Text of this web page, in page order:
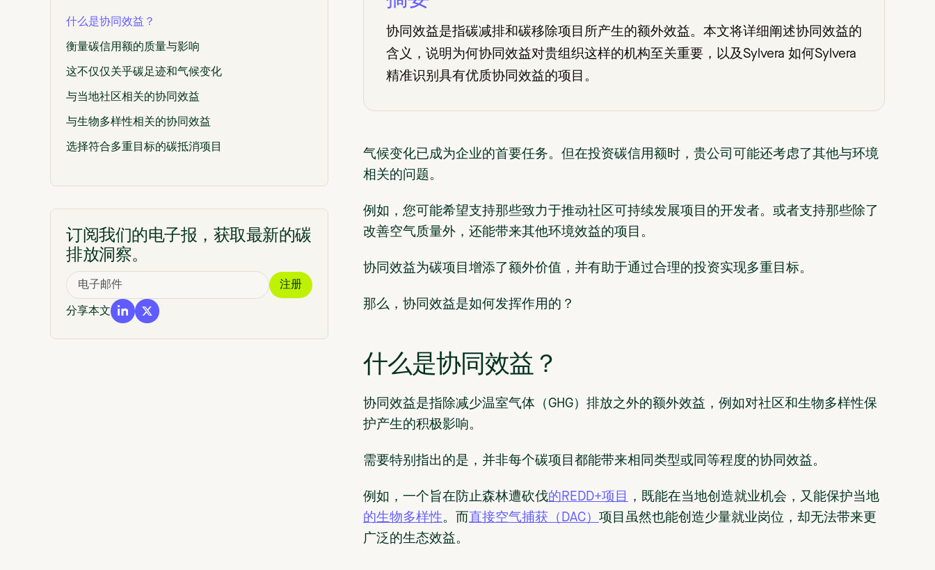
什么是协同效益？
衡量碳信用额的质量与影响
这不仅仅关乎碳足迹和气候变化
与当地社区相关的协同效益
与生物多样性相关的协同效益
选择符合多重目标的碳抵消项目
订阅我们的电子报，获取最新的碳
排放洞察。
分享本文
协同效益是指碳减排和碳移除项目所产生的额外效益。本文将详细阐述协同效益的
含义，说明为何协同效益对贵组织这样的机构至关重要，以及Sylvera 如何Sylvera
精准识别具有优质协同效益的项目。
气候变化已成为企业的首要任务。但在投资碳信用额时，贵公司可能还考虑了其他与环境
相关的问题。
例如，您可能希望支持那些致力于推动社区可持续发展项目的开发者。或者支持那些除了
改善空气质量外，还能带来其他环境效益的项目。
协同效益为碳项目增添了额外价值，并有助于通过合理的投资实现多重目标。
那么，协同效益是如何发挥作用的？
什么是协同效益？
协同效益是指除减少温室气体（GHG）排放之外的额外效益，例如对社区和生物多样性保
护产生的积极影响。
需要特别指出的是，并非每个碳项目都能带来相同类型或同等程度的协同效益。
例如，一个旨在防止森林遭砍伐的REDD+项目
，既能在当地创造就业机会，又能保护当地
的生物多样性。而 直接空气捕获（DAC） 项目虽然也能创造少量就业岗位，却无法带来更
广泛的生态效益。